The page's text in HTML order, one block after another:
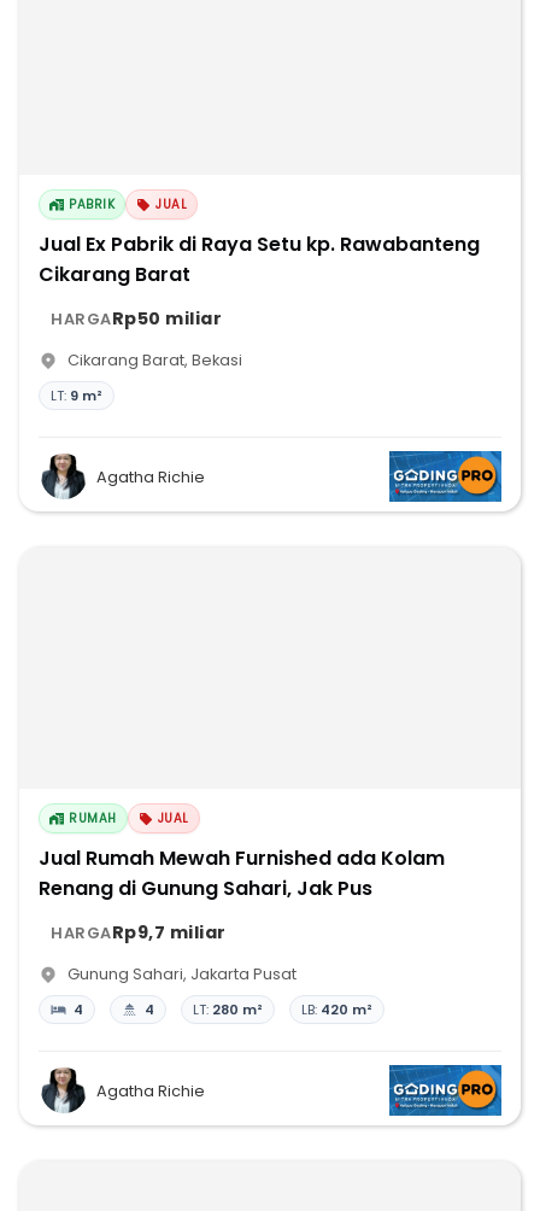
PABRIK JUAL
Jual Ex Pabrik di Raya Setu kp. Rawabanteng
Cikarang Barat
HARGARp50 miliar
Cikarang Barat, Bekasi
LT: 9 m²
Agatha Richie
RUMAH JUAL
Jual Rumah Mewah Furnished ada Kolam
Renang di Gunung Sahari, Jak Pus
HARGARp9,7 miliar
Gunung Sahari, Jakarta Pusat
4 4 LT: 280 m² LB: 420 m²
Agatha Richie